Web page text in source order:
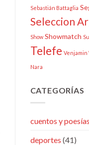
Sebastián Battaglia
Seleccion
Show Showmatch
Telefe Venjamin
Nara
CATEGORÍAS
cuentos y poesías
deportes (41)